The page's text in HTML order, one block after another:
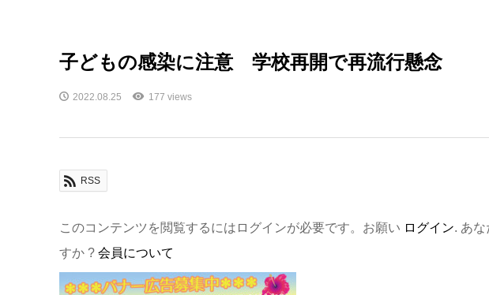
子どもの感染に注意 学校再開で再流行懸念
2022.08.25 177 views
RSS
このコンテンツを閲覧するにはログインが必要です。お願い ログイン. あ
すか ? 会員について